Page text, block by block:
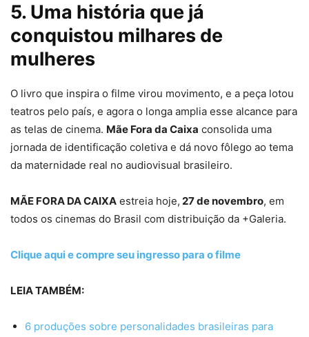
5. Uma história que já
conquistou milhares de
mulheres
O livro que inspira o filme virou movimento, e a peça lotou
teatros pelo país, e agora o longa amplia esse alcance para
as telas de cinema. Mãe Fora da Caixa consolida uma
jornada de identificação coletiva e dá novo fôlego ao tema
da maternidade real no audiovisual brasileiro.
MÃE FORA DA CAIXA estreia hoje, 27 de novembro, em
todos os cinemas do Brasil com distribuição da +Galeria.
Clique aqui e compre seu ingresso para o filme
LEIA TAMBÉM:
6 produções sobre personalidades brasileiras para